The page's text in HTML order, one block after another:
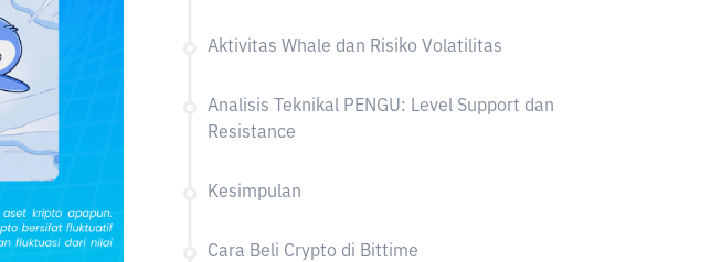
Aktivitas Whale dan Risiko Volatilitas
Analisis Teknikal PENGU: Level Support dan
Resistance
Kesimpulan
Cara Beli Crypto di Bittime